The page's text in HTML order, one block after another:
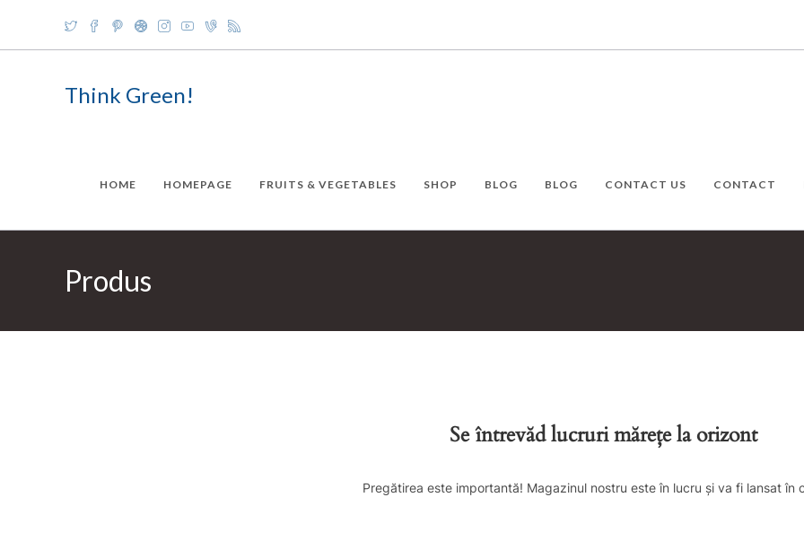
content
Think Green!
HOME HOMEPAGE FRUITS & VEGETABLES SHOP BLOG BLOG CONTACT US CONTACT
Produs
Se întrevăd lucruri mărețe la orizont
Pregătirea este importantă! Magazinul nostru este în lucru și va fi lansat în